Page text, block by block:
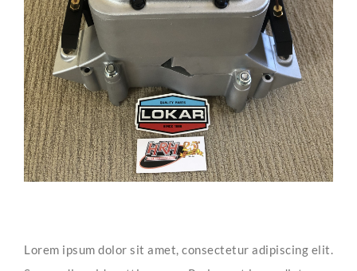
Lorem ipsum dolor sit amet, consectetur adipiscing elit.